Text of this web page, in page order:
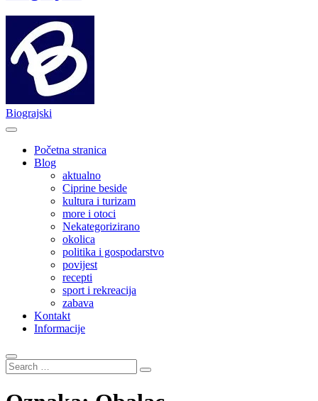
Biograjski
Početna stranica
Blog
aktualno
Ciprine beside
kultura i turizam
more i otoci
Nekategorizirano
okolica
politika i gospodarstvo
povijest
recepti
sport i rekreacija
zabava
Kontakt
Informacije
Search
…